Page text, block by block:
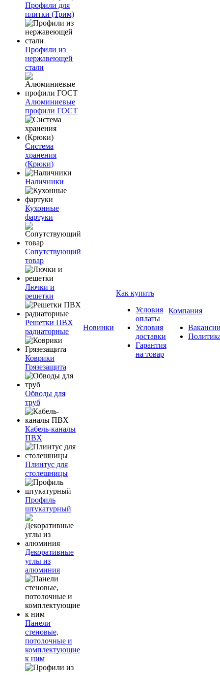
Профили для
плитки (Трим)
Профили из
нержавеющей
стали
Алюминиевые
профили ГОСТ
Система
хранения
(Крюки)
Наличники
Кухонные
фартуки
Сопутствующий
товар
Лючки и
решетки
Решетки ПВХ
радиаторные
Коврики
Грязезащита
Обводы для
труб
Кабель-каналы
ПВХ
Плинтус для
столешницы
Профиль
штукатурный
Декоративные
углы из
алюминия
Панели
стеновые,
потолочные и
комплектующие
к ним
Новинки
Как купить
Условия
оплаты
Условия
доставки
Гарантия
на товар
Компания